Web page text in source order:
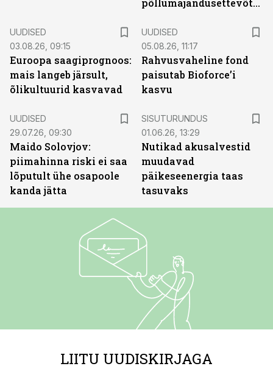
põllumajandusettevõtted
UUDISED
03.08.26, 09:15
Euroopa saagiprognoos:
mais langeb järsult,
õlikultuurid kasvavad
UUDISED
05.08.26, 11:17
Rahvusvaheline fond
paisutab Bioforce’i
kasvu
UUDISED
29.07.26, 09:30
Maido Solovjov:
piimahinna riski ei saa
lõputult ühe osapoole
kanda jätta
SISUTURUNDUS
01.06.26, 13:29
Nutikad akusalvestid
muudavad
päikeseenergia taas
tasuvaks
LIITU UUDISKIRJAGA